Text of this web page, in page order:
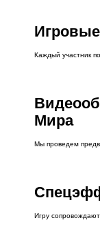
Игровые
Каждый участник
Мира
Мы проведем
Игру